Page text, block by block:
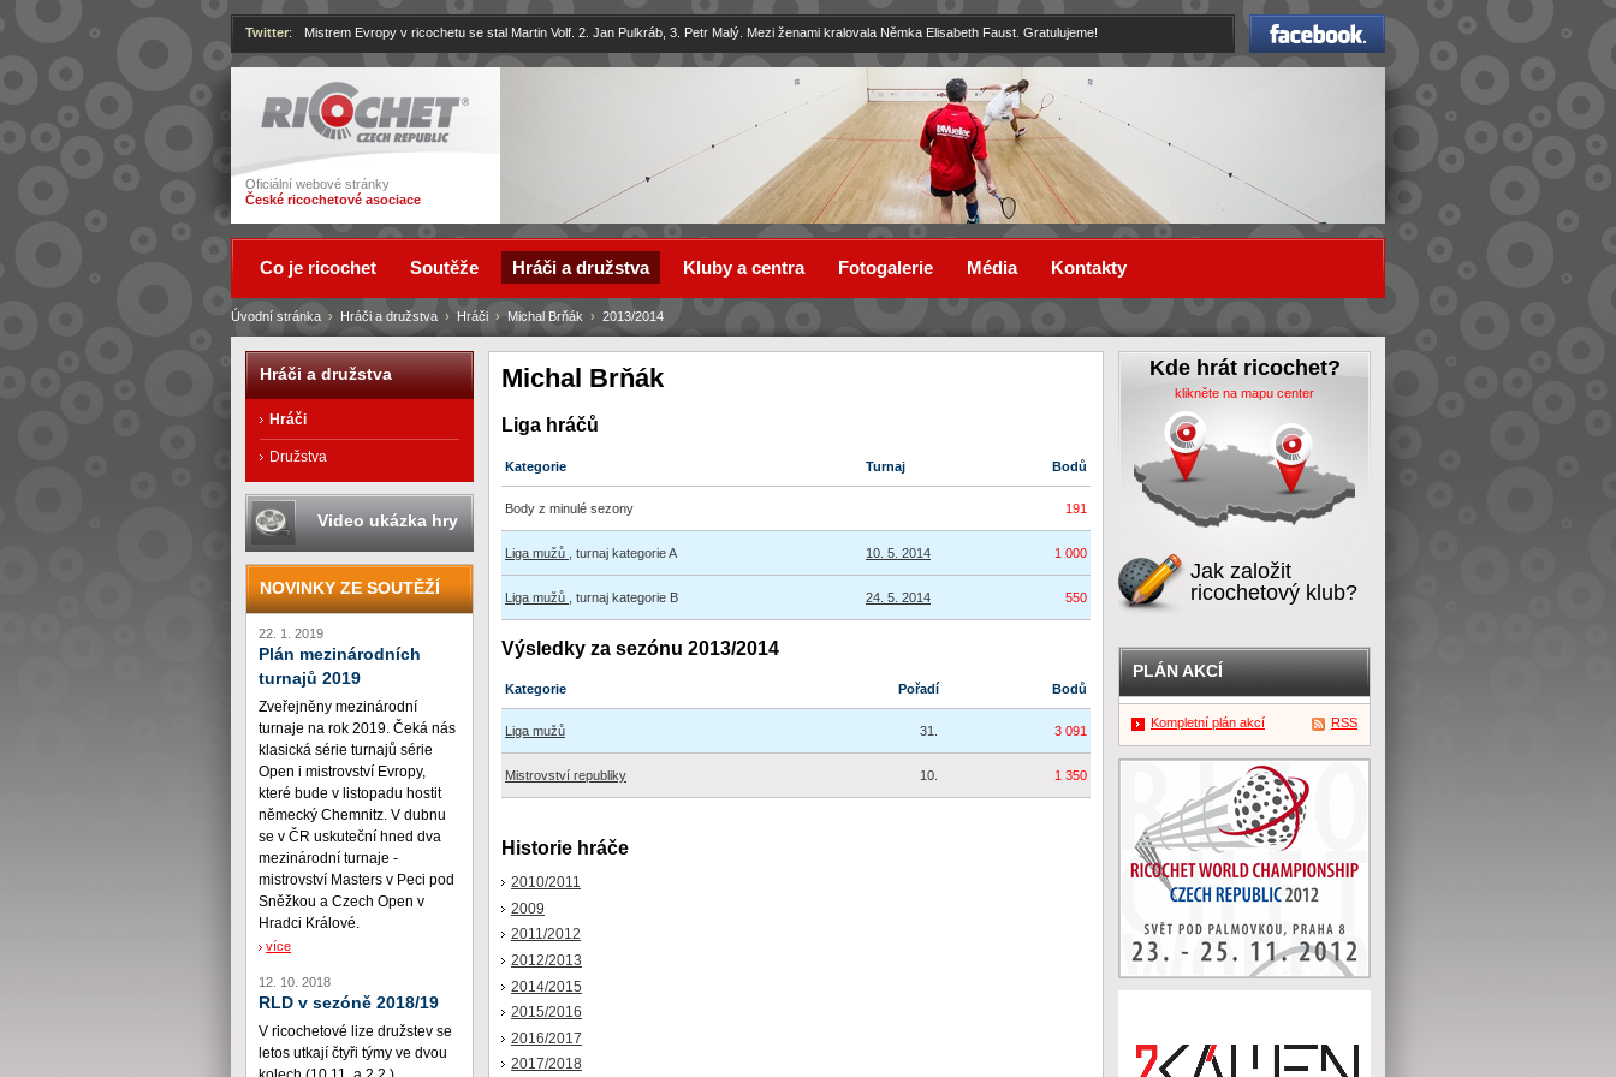
Ricochet
Oficiální webové stránky
České ricochetové asociace
Facebook
Twitter: Mistrem Evropy v ricochetu se stal Martin Volf. 2. Jan Pulkráb, 3. Petr Malý. Mezi ženami kralovala Němka Elisabeth Faust. Gratulujeme!
Michal Brňák
Liga hráčů
Kategorie Turnaj Bodů
Body z minulé sezony 191
Liga mužů , turnaj kategorie A 10. 5. 2014 1 000
Liga mužů , turnaj kategorie B 24. 5. 2014 550
Výsledky za sezónu 2013/2014
Kategorie Pořadí Bodů
Liga mužů 31. 3 091
Mistrovství republiky 10. 1 350
Historie hráče
2010/2011
2009
2011/2012
2012/2013
2014/2015
2015/2016
2016/2017
2017/2018
Úvodní stránka › Hráči a družstva › Hráči › Michal Brňák › 2013/2014
Co je ricochet Soutěže Hráči a družstva Kluby a centra Fotogalerie Média Kontakty
Hráči a družstva
Hráči
Družstva
Video ukázka hry
NOVINKY ZE SOUTĚŽÍ
22. 1. 2019
Plán mezinárodních
turnajů 2019
Zveřejněny mezinárodní
turnaje na rok 2019. Čeká nás
klasická série turnajů série
Open i mistrovství Evropy,
které bude v listopadu hostit
německý Chemnitz. V dubnu
se v ČR uskuteční hned dva
mezinárodní turnaje -
mistrovství Masters v Peci pod
Sněžkou a Czech Open v
Hradci Králové.
více
12. 10. 2018
RLD v sezóně 2018/19
V ricochetové lize družstev se
letos utkají čtyři týmy ve dvou
Kde hrát ricochet?
klikněte na mapu center
Jak založit
ricochetový klub?
PLÁN AKCÍ
Kompletní plán akcí RSS